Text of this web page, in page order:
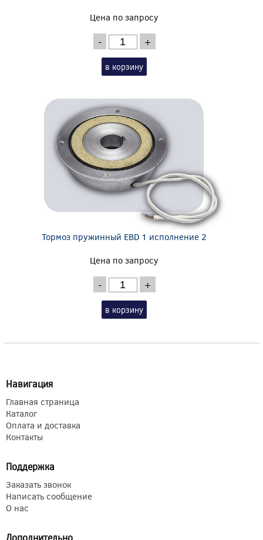
Цена по запросу
- +
в корзину
Тормоз пружинный EBD 1 исполнение 2
Цена по запросу
- +
в корзину
Навигация
Главная страница
Каталог
Оплата и доставка
Контакты
Поддержка
Заказать звонок
Написать сообщение
О нас
Дополнительно